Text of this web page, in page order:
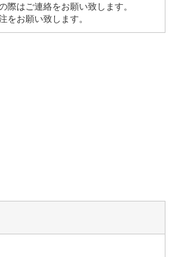
はご連絡をお願い致します。
お願い致します。